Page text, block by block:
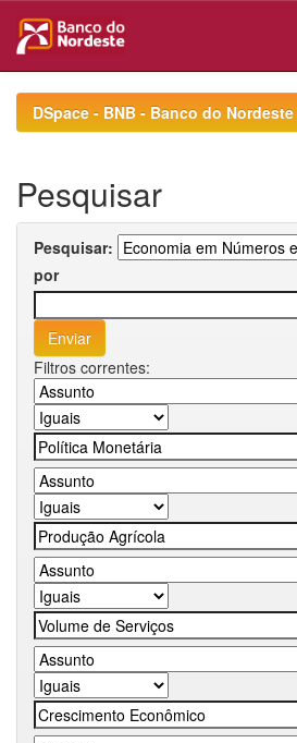
navigationDSpace - BNB - Banco do
Pesquisar
Pesquisar:
por
Filtros correntes: